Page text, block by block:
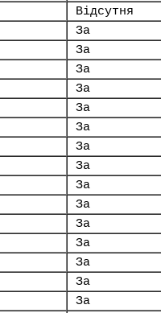
Відсутня
За
За
За
За
За
За
За
За
За
За
За
За
За
За
За